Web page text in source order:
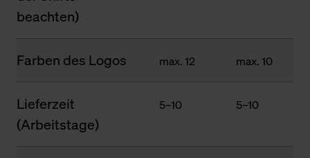
beachten)
Farben des Logos max. 12 max. 10
Lieferzeit
(Arbeitstage)
5–10 5–10